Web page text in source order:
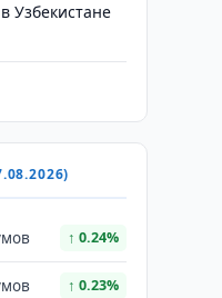
Узбекистане
↑ 0.24%
↑ 0.23%